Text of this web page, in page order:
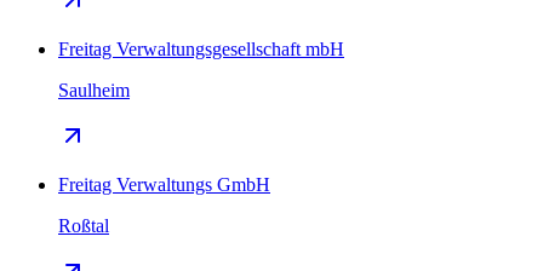
Freitag Verwaltungsgesellschaft mbH
Saulheim
Freitag Verwaltungs GmbH
Roßtal